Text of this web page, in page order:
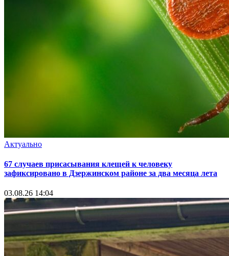
Актуально
67 случаев присасывания клещей к человеку
зафиксировано в Дзержинском районе за два месяца лета
03.08.26 14:04